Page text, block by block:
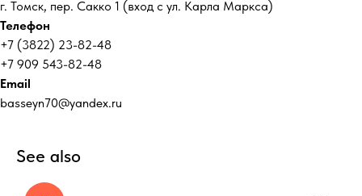
г. Томск, пер. Сакко 1 (вход с ул. Карла Маркса)
Телефон
+7 (3822) 23-82-48
+7 909 543-82-48
Email
basseyn70@yandex.ru
See also